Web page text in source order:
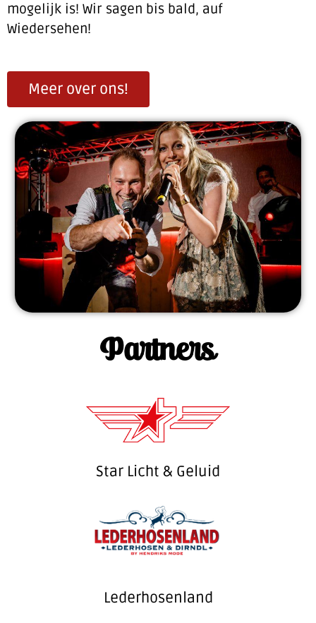
mogelijk is! Wir sagen bis bald, auf
Wiedersehen!
Meer over ons!
Partners
Star Licht & Geluid
Lederhosenland